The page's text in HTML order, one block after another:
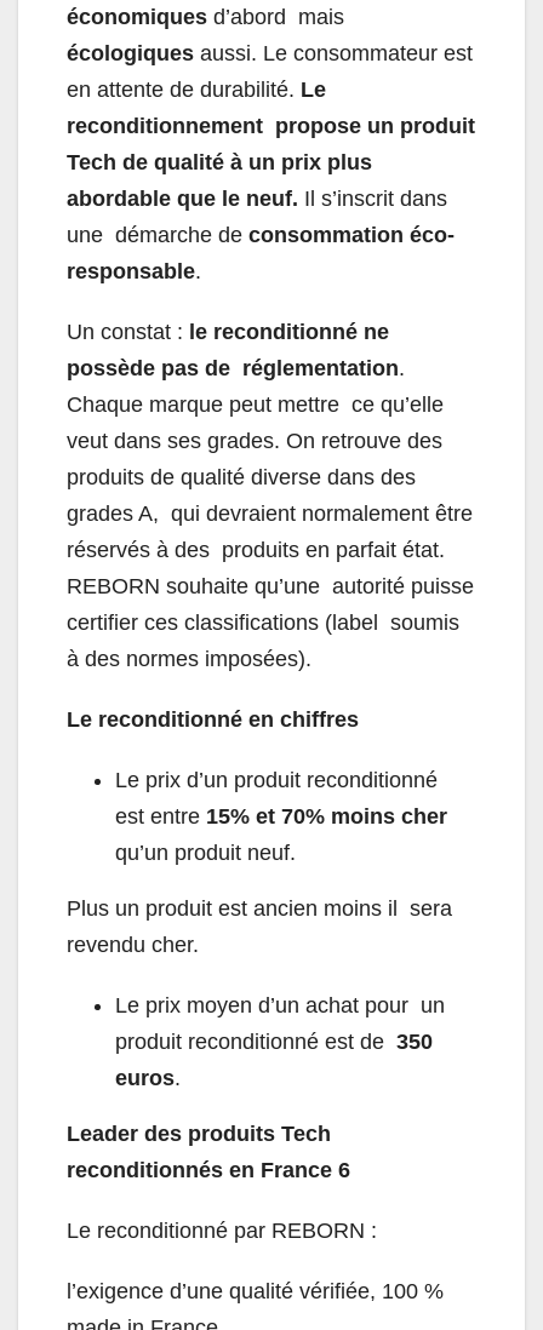
économiques d’abord mais
écologiques aussi. Le consommateur est
en attente de durabilité. Le
reconditionnement propose un produit
Tech de qualité à un prix plus
abordable que le neuf. Il s’inscrit dans
une démarche de consommation éco-
responsable.
Un constat : le reconditionné ne
possède pas de réglementation.
Chaque marque peut mettre ce qu’elle
veut dans ses grades. On retrouve des
produits de qualité diverse dans des
grades A, qui devraient normalement être
réservés à des produits en parfait état.
REBORN souhaite qu’une autorité puisse
certifier ces classifications (label soumis
à des normes imposées).
Le reconditionné en chiffres
Le prix d’un produit reconditionné
est entre 15% et 70% moins cher
qu’un produit neuf.
Plus un produit est ancien moins il sera
revendu cher.
Le prix moyen d’un achat pour un
produit reconditionné est de 350
euros.
Leader des produits Tech
reconditionnés en France 6
Le reconditionné par REBORN :
l’exigence d’une qualité vérifiée, 100 %